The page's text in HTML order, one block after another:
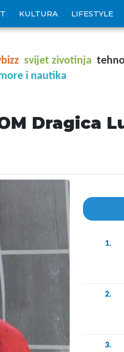
KULTURA LIFESTYLE
svijet zivotinja
i nautika
Dragica
1.
2.
3.